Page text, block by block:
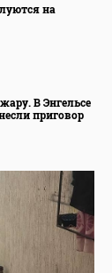
на
В Энгельсе
приговор